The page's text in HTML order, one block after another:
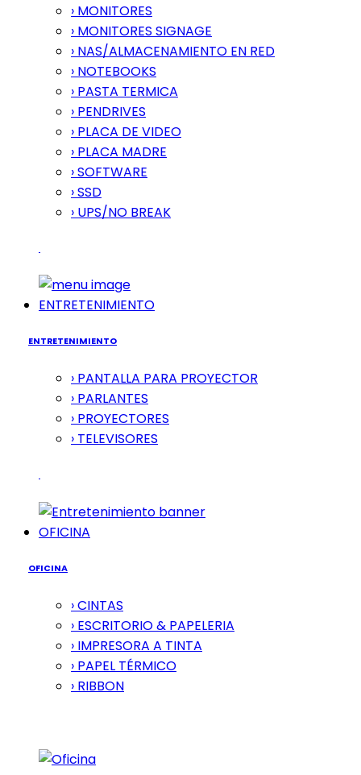
› MONITORES
› MONITORES SIGNAGE
› NAS/ALMACENAMIENTO EN RED
› NOTEBOOKS
› PASTA TERMICA
› PENDRIVES
› PLACA DE VIDEO
› PLACA MADRE
› SOFTWARE
› SSD
› UPS/NO BREAK
ENTRETENIMIENTO
ENTRETENIMIENTO
› PANTALLA PARA PROYECTOR
› PARLANTES
› PROYECTORES
› TELEVISORES
OFICINA
OFICINA
› CINTAS
› ESCRITORIO & PAPELERIA
› IMPRESORA A TINTA
› PAPEL TÉRMICO
› RIBBON